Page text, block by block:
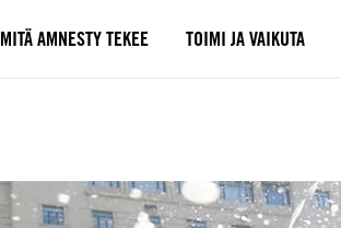
MITÄ AMNESTY TEKEE TOIMI JA VAIKUTA